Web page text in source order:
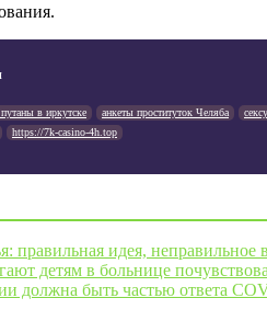
в иркутске анкеты проституток Челяба
https://7k-casino-4h.top
правильная идея, неправильное
детям в больнице
должна быть частью ответа